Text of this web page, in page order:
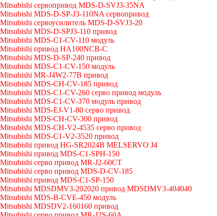
Mitsubishi сервопривод MDS-D-SVJ3-35NA
Mitsubishi MDS-D-SP-J3-110NA сервопривод
Mitsubishi сервоусилитель MDS-D-SVJ3-20
Mitsubishi MDS-D-SPJ3-110 привод
Mitsubishi MDS-C1-CV-110 модуль
Mitsubishi привод HA100NCB-C
Mitsubishi MDS-D-SP-240 привод
Mitsubishi MDS-C1-CV-150 модуль
Mitsubishi MR-J4W2-77B привод
Mitsubishi MDS-CH-CV-185 привод
Mitsubishi MDS-C1-CV-260 серво привод модуль
Mitsubishi MDS-C1-CV-370 модуль привод
Mitsubishi MDS-EJ-V1-80 серво привод
Mitsubishi MDS-CH-CV-300 привод
Mitsubishi MDS-CH-V2-4535 серво привод
Mitsubishi MDS-C1-V2-3520 привод
Mitsubishi привод HG-SR2024B MELSERVO J4
Mitsubishi привод MDS-C1-SPH-150
Mitsubishi серво привод MR-J2-60CT
Mitsubishi серво привод MDS-D-CV-185
Mitsubishi привод MDS-C1-SP-150
Mitsubishi MDSDMV3-202020 привод MDSDMV3-404040
Mitsubishi MDS-B-CVE-450 модуль
Mitsubishi MDSDV2-160160 привод